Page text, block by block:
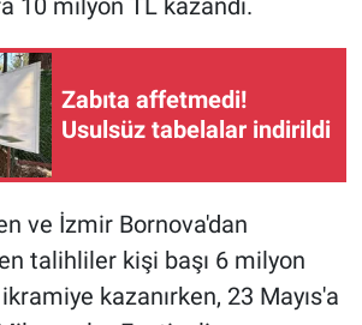
10 milyon TL kazandı.
Zabıta affetmedi!
Usulsüz tabelalar indirildi
ve İzmir Bornova'dan
talihliler kişi başı 6 milyon
kazanırken, 23 Mayıs'a